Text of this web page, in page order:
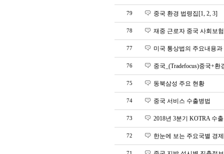
79 중국 환경 법령집[1, 2, 3]
78 재중 근로자 중국 사회보
77 미국 통상법의 주요내용과
76 중국_(Tradefocus)중국+환
75 동북삼성 주요 현황
74 중국 서비스 수출병법
73 2018년 3분기 KOTRA 수
72 한눈에 보는 주요국별 경